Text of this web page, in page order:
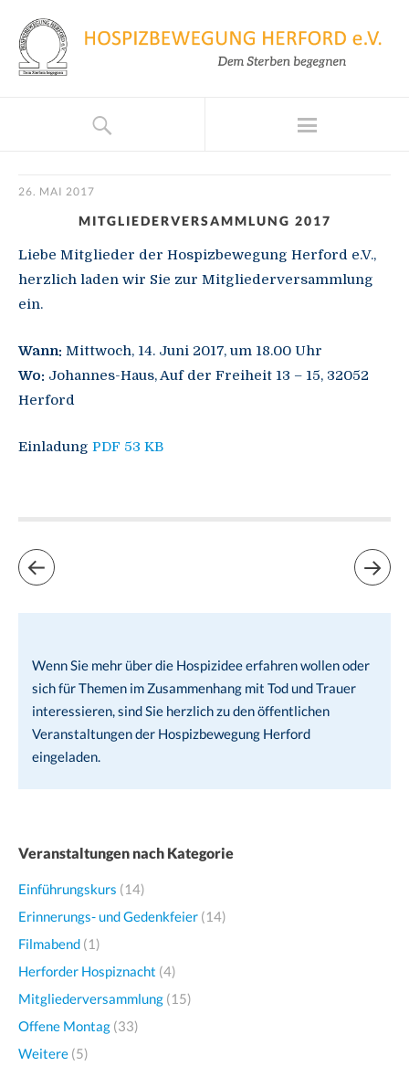
26. MAI 2017
MITGLIEDERVERSAMMLUNG 2017
Liebe Mitglieder der Hospizbewegung Herford e.V.,
herzlich laden wir Sie zur Mitgliederversammlung
ein.
Wann: Mittwoch, 14. Juni 2017, um 18.00 Uhr
Wo: Johannes-Haus, Auf der Freiheit 13 – 15, 32052
Herford
Einladung PDF 53 KB
Wenn Sie mehr über die Hospizidee erfahren wollen oder
sich für Themen im Zusammenhang mit Tod und Trauer
interessieren, sind Sie herzlich zu den öffentlichen
Veranstaltungen der Hospizbewegung Herford
eingeladen.
Veranstaltungen nach Kategorie
Einführungskurs (14)
Erinnerungs- und Gedenkfeier (14)
Filmabend (1)
Herforder Hospiznacht (4)
Mitgliederversammlung (15)
Offene Montag (33)
Weitere (5)